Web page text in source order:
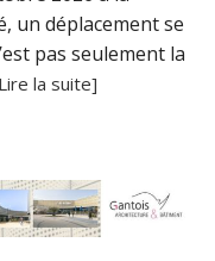
un déplacement se
pas seulement la
la suite]